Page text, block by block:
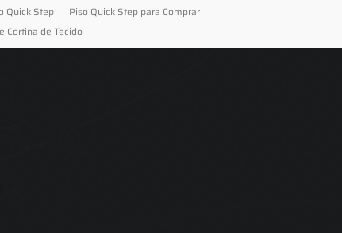
Quick Step
Piso Quick Step para Comprar
Cortina de Tecido